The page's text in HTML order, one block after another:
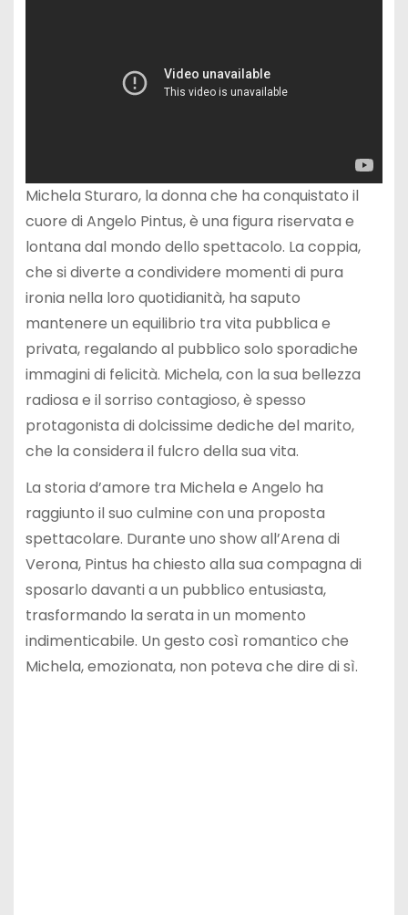
Michela Sturaro, la donna che ha conquistato il
cuore di Angelo Pintus, è una figura riservata e
lontana dal mondo dello spettacolo. La coppia,
che si diverte a condividere momenti di pura
ironia nella loro quotidianità, ha saputo
mantenere un equilibrio tra vita pubblica e
privata, regalando al pubblico solo sporadiche
immagini di felicità. Michela, con la sua bellezza
radiosa e il sorriso contagioso, è spesso
protagonista di dolcissime dediche del marito,
che la considera il fulcro della sua vita.
La storia d’amore tra Michela e Angelo ha
raggiunto il suo culmine con una proposta
spettacolare. Durante uno show all’Arena di
Verona, Pintus ha chiesto alla sua compagna di
sposarlo davanti a un pubblico entusiasta,
trasformando la serata in un momento
indimenticabile. Un gesto così romantico che
Michela, emozionata, non poteva che dire di sì.